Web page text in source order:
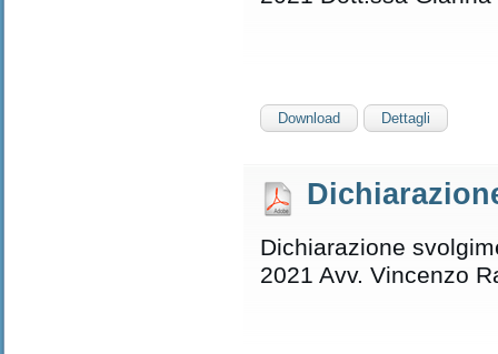
Download Dettagli
Dichiarazione
2021 Avv. Vincenzo